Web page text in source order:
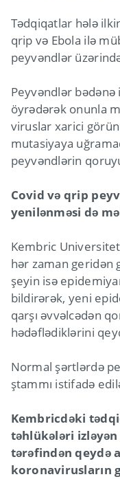
Tədqiqatlar hələ
qrip və Ebola ilə
peyvəndlər
Peyvəndlər bədənə
öyrədərək onunla
viruslar xarici
mutasiyaya
peyvəndlərin
Covid və qrip
yenilənməsi də
Kembric
hər zaman geridən
şeyin isə
bildirərək, yeni
qarşı əvvəlcədən
hədəflədiklərini
Normal şərtlərdə
ştammı istifadə
Kembricdəki
təhlükələri
tərəfindən qeydə
koronavirusların